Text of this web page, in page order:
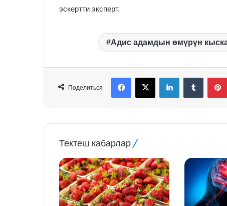
эскертти эксперт.
Адис адамдын өмүрүн
Поделиться
FacebookX LinkedInTumblr
Тектеш кабарлар